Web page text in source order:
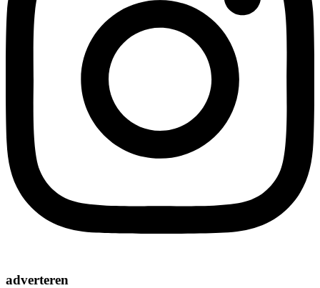
adverteren